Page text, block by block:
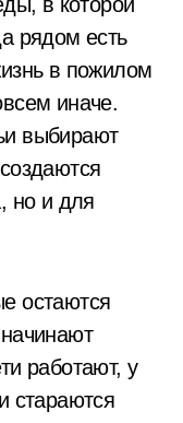
рядом есть
в пожилом
иначе.
выбирают
но и для
остаются
работают, у
стараются